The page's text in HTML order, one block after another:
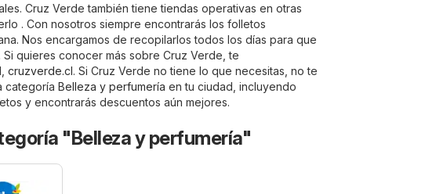
Cruz Verde también tiene tiendas operativas en otras
. Con nosotros siempre encontrarás los folletos
Nos encargamos de recopilarlos todos los días para que
quieres conocer más sobre Cruz Verde, te
cruzverde.cl. Si Cruz Verde no tiene lo que necesitas, no te
categoría Belleza y perfumería en tu ciudad, incluyendo
y encontrarás descuentos aún mejores.
"Belleza y perfumería"